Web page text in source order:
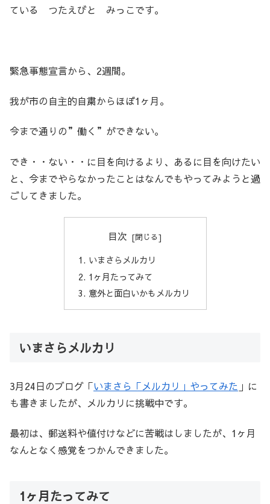
ている つたえびと みっこです。
緊急事態宣言から、2週間。
我が市の自主的自粛からほぼ1ヶ月。
今まで通りの”働く”ができない。
でき・・ない・・に目を向けるより、あるに目を向けたい
と、今までやらなかったことはなんでもやってみようと過
ごしてきました。
目次
いまさらメルカリ
1ヶ月たってみて
意外と面白いかもメルカリ
いまさらメルカリ
3月24日のブログ「いまさら「メルカリ」やってみた 」に
も書きましたが、メルカリに挑戦中です。
最初は、郵送料や値付けなどに苦戦はしましたが、1ヶ月
なんとなく感覚をつかんできました。
1ヶ月たってみて